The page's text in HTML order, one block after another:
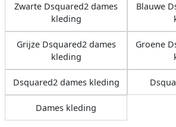
Zwarte Dsquared2 dames
kleding
Blauwe
Grijze Dsquared2 dames
kleding
Groene
Dsquared2 dames kleding
Dames kleding